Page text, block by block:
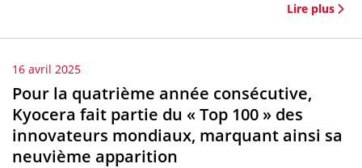
Lire plus
16 avril 2025
Pour la quatrième année consécutive,
Kyocera fait partie du « Top 100 » des
innovateurs mondiaux, marquant ainsi sa
neuvième apparition